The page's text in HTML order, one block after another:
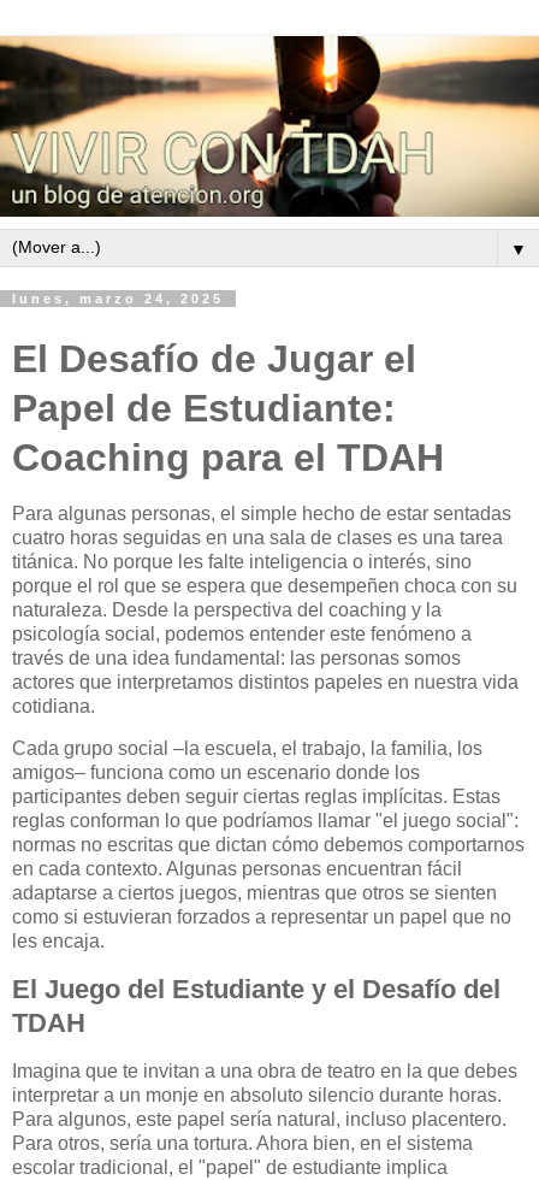
▼
lunes, marzo 24, 2025
El Desafío de Jugar el
Papel de Estudiante:
Coaching para el TDAH
Para algunas personas, el simple hecho de estar sentadas
cuatro horas seguidas en una sala de clases es una tarea
titánica. No porque les falte inteligencia o interés, sino
porque el rol que se espera que desempeñen choca con su
naturaleza. Desde la perspectiva del coaching y la
psicología social, podemos entender este fenómeno a
través de una idea fundamental: las personas somos
actores que interpretamos distintos papeles en nuestra vida
cotidiana.
Cada grupo social –la escuela, el trabajo, la familia, los
amigos– funciona como un escenario donde los
participantes deben seguir ciertas reglas implícitas. Estas
reglas conforman lo que podríamos llamar "el juego social":
normas no escritas que dictan cómo debemos comportarnos
en cada contexto. Algunas personas encuentran fácil
adaptarse a ciertos juegos, mientras que otros se sienten
como si estuvieran forzados a representar un papel que no
les encaja.
El Juego del Estudiante y el Desafío del
TDAH
Imagina que te invitan a una obra de teatro en la que debes
interpretar a un monje en absoluto silencio durante horas.
Para algunos, este papel sería natural, incluso placentero.
Para otros, sería una tortura. Ahora bien, en el sistema
escolar tradicional, el "papel" de estudiante implica